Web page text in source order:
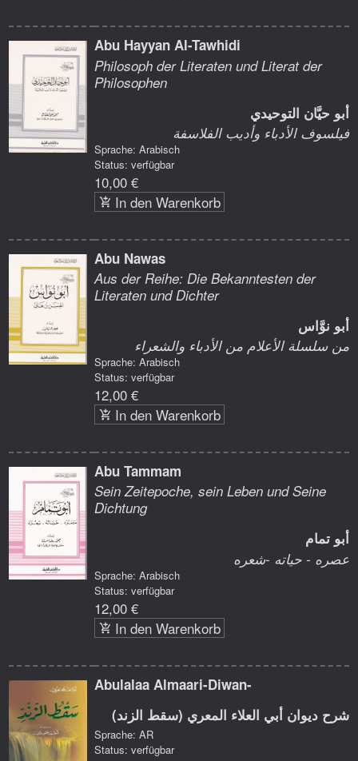
Abu Hayyan Al-Tawhidi
Philosoph der Literaten und Literat der
Philosophen
أبو حيَّان التوحيدي
فيلسوف الأدباء وأديب الفلاسفة
Sprache: Arabisch
Status: verfügbar
10,00 €
In den Warenkorb
Abu Nawas
Aus der Reihe: Die Bekanntesten der
Literaten und Dichter
أبو نوَّاس
من سلسلة الأعلام من الأدباء والشعراء
Sprache: Arabisch
Status: verfügbar
12,00 €
In den Warenkorb
Abu Tammam
Sein Zeitepoche, sein Leben und Seine
Dichtung
أبو تمام
عصره - حياته -شعره
Sprache: Arabisch
Status: verfügbar
12,00 €
In den Warenkorb
Abulalaa Almaari-Diwan-
شرح ديوان أبي العلاء المعري (سقط الزند)
Sprache: AR
Status: verfügbar